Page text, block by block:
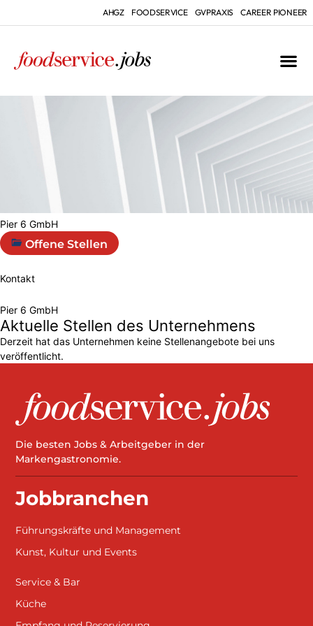
AHGZ FOODSERVICE GVPRAXIS CAREER PIONEER
Pier 6 GmbH
Offene Stellen
Kontakt
Pier 6 GmbH
Aktuelle Stellen des Unternehmens
Derzeit hat das Unternehmen keine Stellenangebote bei uns
veröffentlicht.
Die besten Jobs & Arbeitgeber in der
Markengastronomie.
Jobbranchen
Führungskräfte und Management
Kunst, Kultur und Events
Service & Bar
Küche